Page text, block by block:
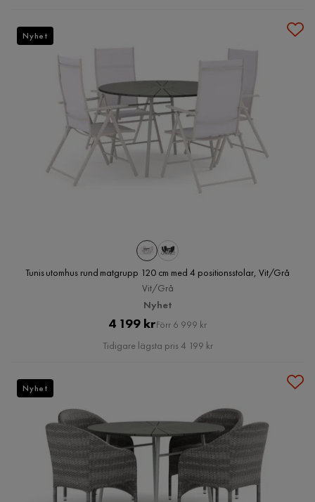
Tunis utomhus rund matgrupp 120 cm med 4 positionsstolar, Vit/Grå
Vit/Grå
Nyhet
Pris
4 199 krOriginal
Pris
Förr 6 999 kr
Tidigare lägsta pris 4 199 kr
Nyhet
Nyhet